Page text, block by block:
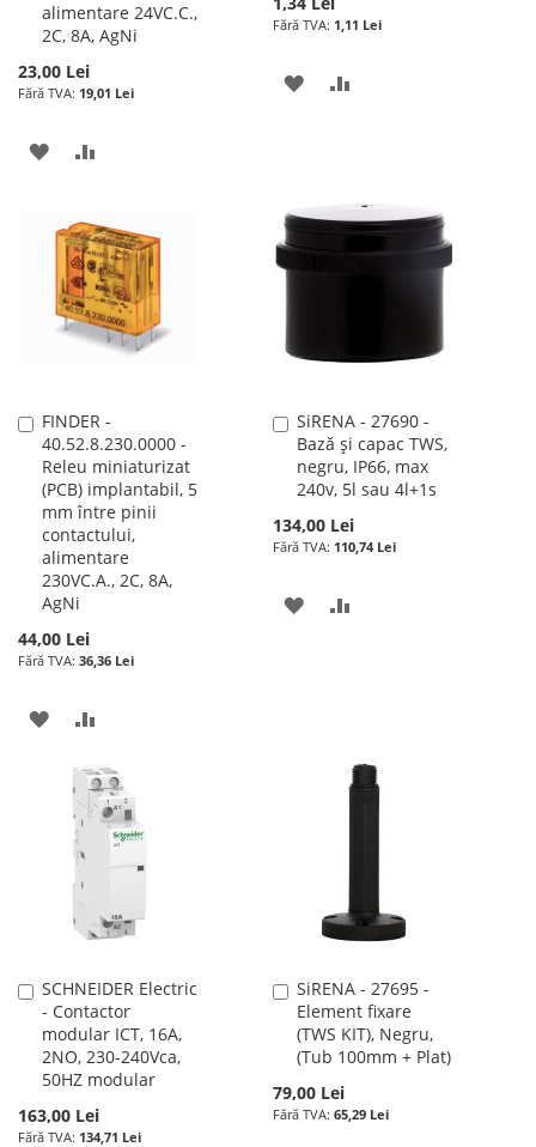
alimentare 24VC.C.,
2C, 8A, AgNi
23,00 Lei
19,01 Lei
ADAUGATI
LISTA
DE
DORINTE
COMPARARE
1,11 Lei
ADAUGATI
DE
DORINTE
FINDER -
40.52.8.230.0000 -
Releu miniaturizat
(PCB) implantabil, 5
mm între pinii
contactului,
alimentare
230VC.A., 2C, 8A,
AgNi
44,00 Lei
36,36 Lei
Adauga
în
cos
ADAUGATI
LISTA
DORINTE
COMPARARE
SiRENA - 27690 -
Bază și capac TWS,
negru, IP66, max
240v, 5l sau 4l+1s
134,00 Lei
110,74 Lei
Adauga
în
cos
ADAUGATI
DORINTE
SCHNEIDER Electric
- Contactor
modular ICT, 16A,
2NO, 230-240Vca,
50HZ modular
163,00 Lei
134,71 Lei
Adauga
în
cos
SiRENA - 27695 -
Element fixare
(TWS KIT), Negru,
(Tub 100mm + Plat)
79,00 Lei
65,29 Lei
Adauga
în
cos